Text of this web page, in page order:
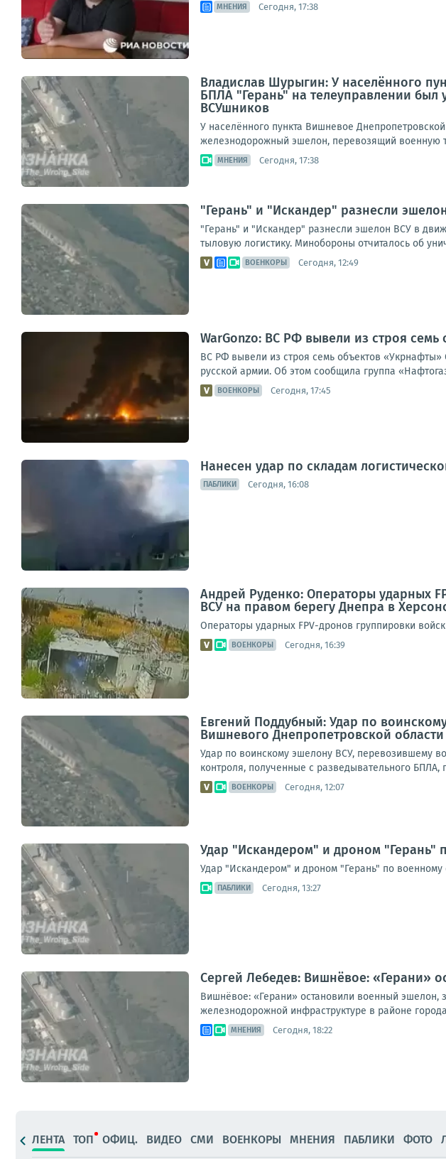
МНЕНИЯ Сегодня, 17:38
Владислав Шурыгин: У населённого
БПЛА "Герань" на телеуправлении
ВСУшников
У населённого пункта Вишневое
железнодорожный эшелон, перевозящий военную
МНЕНИЯ Сегодня, 17:38
"Герань" и "Искандер" разнесли
"Герань" и "Искандер" разнесли эшелон ВСУ в
тыловую логистику. Минобороны отчиталось об
ВОЕНКОРЫ Сегодня, 12:49
WarGonzo: ВС РФ вывели из строя
ВС РФ вывели из строя семь объектов
русской армии. Об этом сообщила группа
ВОЕНКОРЫ Сегодня, 17:45
Нанесен удар по складам
ПАБЛИКИ Сегодня, 16:08
Андрей Руденко: Операторы ударных
ВСУ на правом берегу Днепра в
Операторы ударных FPV-дронов группировки
ВОЕНКОРЫ Сегодня, 16:39
Евгений Поддубный: Удар по
Вишневого Днепропетровской области
Удар по воинскому эшелону ВСУ, перевозившему
контроля, полученные с разведывательного
ВОЕНКОРЫ Сегодня, 12:07
Удар "Искандером" и дроном "Герань"
Удар "Искандером" и дроном "Герань" по военному
ПАБЛИКИ Сегодня, 13:27
Сергей Лебедев: Вишнёвое: «Герани»
Вишнёвое: «Герани» остановили военный эшелон,
железнодорожной инфраструктуре в районе
МНЕНИЯ Сегодня, 18:22
ЛЕНТА ТОП ОФИЦ. ВИДЕО СМИ ВОЕНКОРЫ МНЕНИЯ ПАБЛИКИ ФОТО